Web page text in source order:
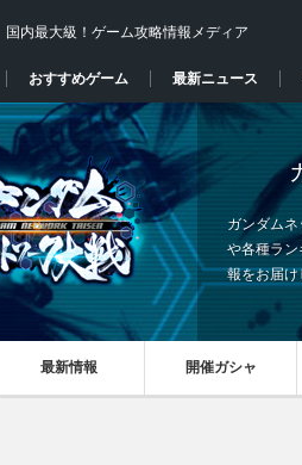
国内最大級！ゲーム攻略情報メディア
おすすめゲーム 最新ニュース
ガンダム
や各種ラ
報をお届け
最新情報 開催ガシャ